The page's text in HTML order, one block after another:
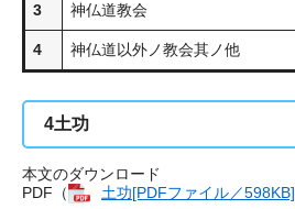
3 神仏道教会
4 神仏道以外ノ教会其ノ他
4土功
本文のダウンロード
PDF（
土功​[PDFファイル／598KB]